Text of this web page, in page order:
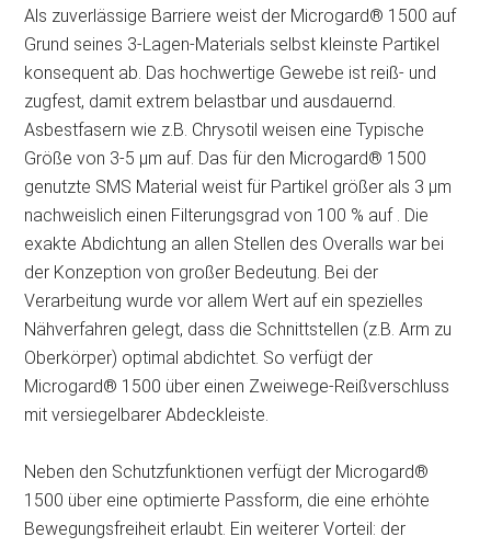
Als zuverlässige Barriere weist der Microgard® 1500 auf
Grund seines 3-Lagen-Materials selbst kleinste Partikel
konsequent ab. Das hochwertige Gewebe ist reiß- und
zugfest, damit extrem belastbar und ausdauernd.
Asbestfasern wie z.B. Chrysotil weisen eine Typische
Größe von 3-5 µm auf. Das für den Microgard® 1500
genutzte SMS Material weist für Partikel größer als 3 µm
nachweislich einen Filterungsgrad von 100 % auf . Die
exakte Abdichtung an allen Stellen des Overalls war bei
der Konzeption von großer Bedeutung. Bei der
Verarbeitung wurde vor allem Wert auf ein spezielles
Nähverfahren gelegt, dass die Schnittstellen (z.B. Arm zu
Oberkörper) optimal abdichtet. So verfügt der
Microgard® 1500 über einen Zweiwege-Reißverschluss
mit versiegelbarer Abdeckleiste.
Neben den Schutzfunktionen verfügt der Microgard®
1500 über eine optimierte Passform, die eine erhöhte
Bewegungsfreiheit erlaubt. Ein weiterer Vorteil: der